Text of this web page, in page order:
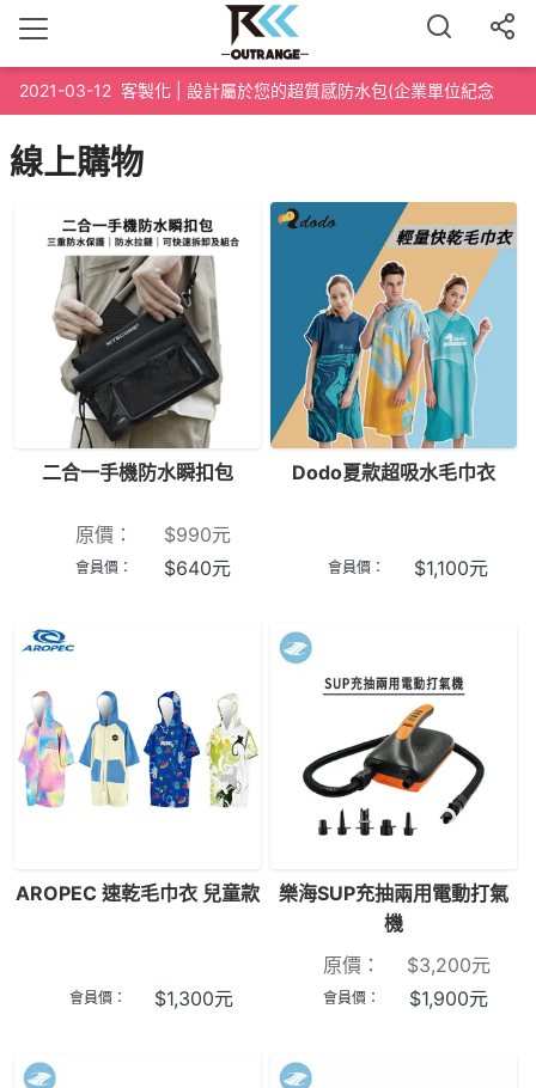
2021-03-12 客製化 | 設計屬於您的超質感防水包(企業單位紀念
線上購物
二合一手機防水瞬扣包
原價： $990元
會員價： $640元
Dodo夏款超吸水毛巾衣
會員價： $1,100元
AROPEC 速乾毛巾衣 兒童款
會員價： $1,300元
樂海SUP充抽兩用電動打氣
機
原價：
$3,200元
會員價： $1,900元